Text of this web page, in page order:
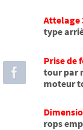
Attelage
type
Prise de
tour par
moteur
rops